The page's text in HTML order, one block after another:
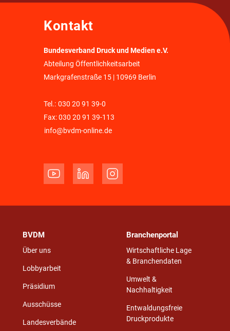
Kontakt
Bundesverband Druck und Medien e.V.
Abteilung Öffentlichkeitsarbeit
Markgrafenstraße 15 | 10969 Berlin
Tel.: 030 20 91 39-0
Fax: 030 20 91 39-113
info@bvdm-online.de
BVDM
Über uns
Lobbyarbeit
Präsidium
Ausschüsse
Landesverbände
Branchenportal
Wirtschaftliche Lage
& Branchendaten
Umwelt &
Nachhaltigkeit
Entwaldungsfreie
Druckprodukte